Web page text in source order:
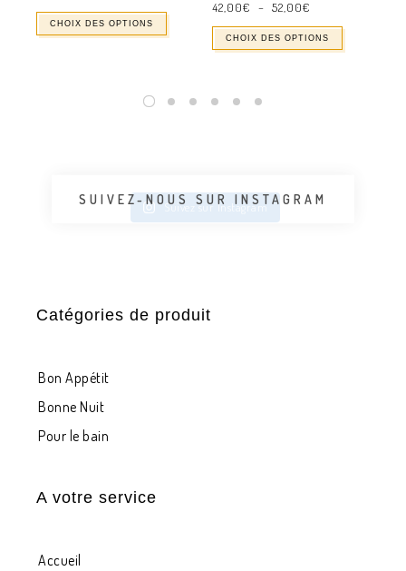
45,00€
à
50,00€
CHOIX DES OPTIONS
42,00€ – 52,00€
42,00€
à
52,00€
CHOIX DES OPTIONS
Suivez sur Instagram
SUIVEZ-NOUS SUR INSTAGRAM
Catégories de produit
Bon Appétit
Bonne Nuit
Pour le bain
A votre service
Accueil